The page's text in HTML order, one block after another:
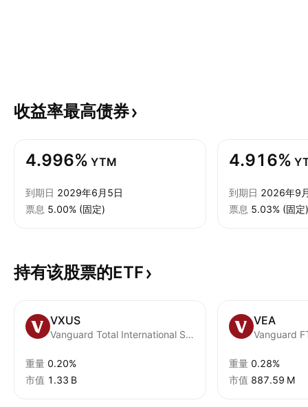
收益率最高债券
4.996% YTM
到期日 2029年6月5日
票息 5.00% (固定)
4.916%
到期日 2026年9
票息 5.03% (固定)
持有该股票的ETF
VXUS
Vanguard Total International Stock ETF
重量 0.20%
市值 ‪1.33 B‬
VEA
重量 0.28%
市值 ‪887.59 M‬